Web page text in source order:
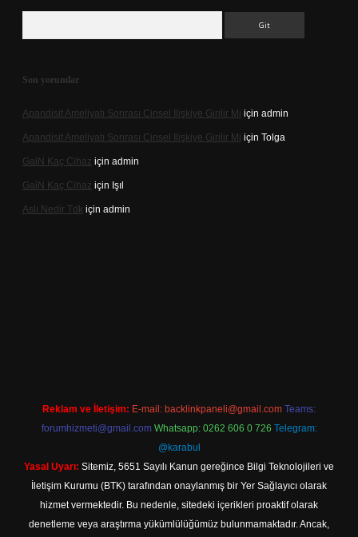
Son yorumlar
Apandisit Ameliyatı Sonrası Cinsel Ilişkiye Girilir Mi için admin
Apandisit Ameliyatı Sonrası Cinsel Ilişkiye Girilir Mi için Tolga
Gai̇N Kaç Cihaz için admin
Gai̇N Kaç Cihaz için Işıl
Aslı Nedir Tdk için admin
Reklam ve İletişim: E-mail: backlinkpaneli@gmail.com Teams:
forumhizmeti@gmail.com Whatsapp: 0262 606 0 726 Telegram:
@karabul
Yasal Uyarı: Sitemiz, 5651 Sayılı Kanun gereğince Bilgi Teknolojileri ve
İletişim Kurumu (BTK) tarafından onaylanmış bir Yer Sağlayıcı olarak
hizmet vermektedir. Bu nedenle, sitedeki içerikleri proaktif olarak
denetleme veya araştırma yükümlülüğümüz bulunmamaktadır. Ancak,